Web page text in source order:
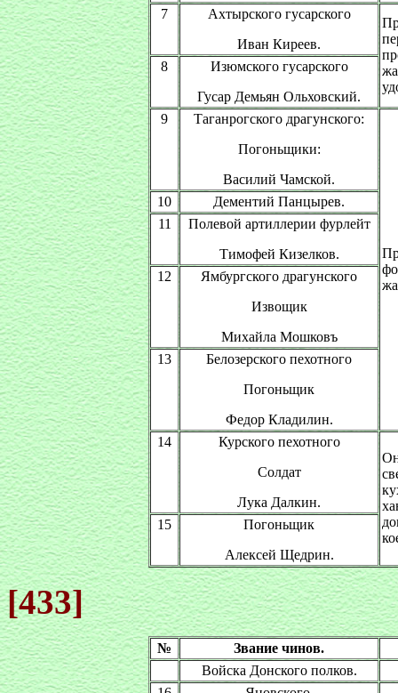
7
Ахтырского гусарского
Иван Киреев.
8
Изюмского гусарского
Гусар Демьян Ольховский.
9
Таганрогского драгунского:
Погоньщики:
Василий Чамской.
10
Дементий Панцырев.
11
Полевой артиллерии фурлейт
Тимофей Кизелков.
12
Ямбургского драгунского
Извощик
Михайла Мошковъ
13
Белозерского пехотного
Погоньщик
Федор Кладилин.
14
Курского пехотного
Солдат
Лука Далкин.
15
Погоньщик
Алексей Щедрин.
[433]
№
Звание чинов.
Войска Донского полков.